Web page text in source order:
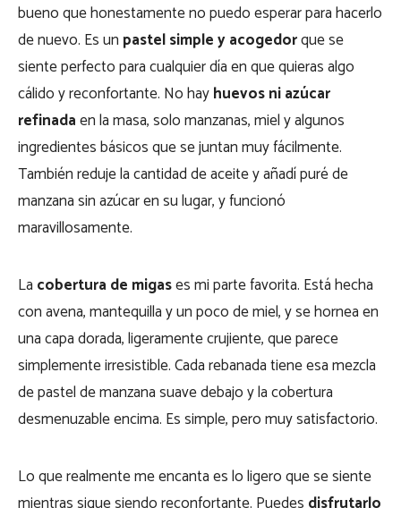
bueno que honestamente no puedo esperar para hacerlo
de nuevo. Es un pastel simple y acogedorque se
siente perfecto para cualquier día en que quieras algo
cálido y reconfortante. No hayhuevos ni azúcar
refinadaen la masa, solo manzanas, miel y algunos
ingredientes básicos que se juntan muy fácilmente.
También reduje la cantidad de aceite y añadí puré de
manzana sin azúcar en su lugar, y funcionó
maravillosamente.
La cobertura de migases mi parte favorita. Está hecha
con avena, mantequilla y un poco de miel, y se hornea en
una capa dorada, ligeramente crujiente, que parece
simplemente irresistible. Cada rebanada tiene esa mezcla
de pastel de manzana suave debajo y la cobertura
desmenuzable encima. Es simple, pero muy satisfactorio.
Lo que realmente me encanta es lo ligero que se siente